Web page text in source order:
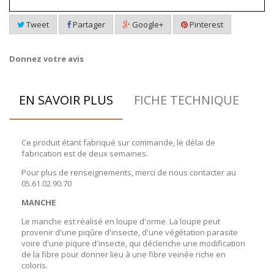
Tweet Partager Google+ Pinterest
Donnez votre avis
EN SAVOIR PLUS FICHE TECHNIQUE
Ce produit étant fabriqué sur commande, le délai de
fabrication est de deux semaines.
Pour plus de renseignements, merci de nous contacter au
05.61.02.90.70
MANCHE
Le manche est réalisé en loupe d'orme. La loupe peut
provenir d'une piqûre d'insecte, d'une végétation parasite
voire d'une piqure d'insecte, qui déclenche une modification
de la fibre pour donner lieu à une fibre veinée riche en
coloris.